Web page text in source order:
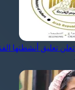
تعليق أنشطتها الفنية